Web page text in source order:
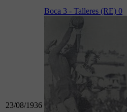
23/08/1936
Boca 3 - Talleres (RE) 0